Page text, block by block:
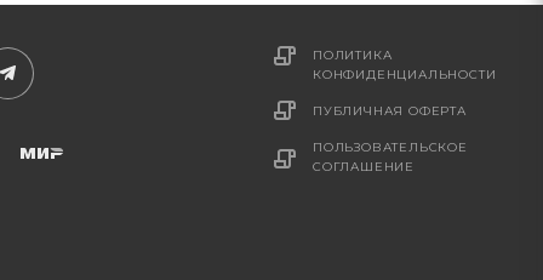
ПОЛИТИКА
КОНФИДЕНЦИАЛЬНОСТИ
ПУБЛИЧНАЯ ОФЕРТА
ПОЛЬЗОВАТЕЛЬСКОЕ
СОГЛАШЕНИЕ